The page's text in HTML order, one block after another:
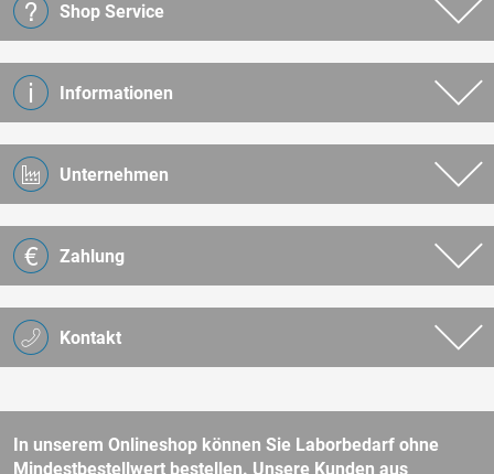
Kontakt
Shop Service
Informationen
Unternehmen
Zahlung
In unserem Onlineshop können Sie Laborbedarf ohne
Mindestbestellwert bestellen. Unsere Kunden aus